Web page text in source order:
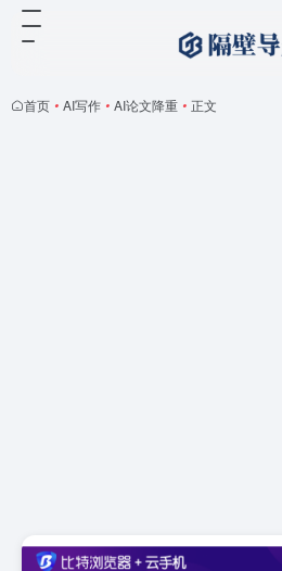
首页 • AI写作 • AI论文降重 • 正文